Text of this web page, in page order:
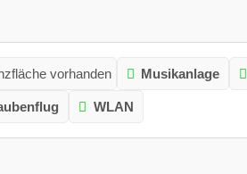
vorhanden Musikanlage
WLAN